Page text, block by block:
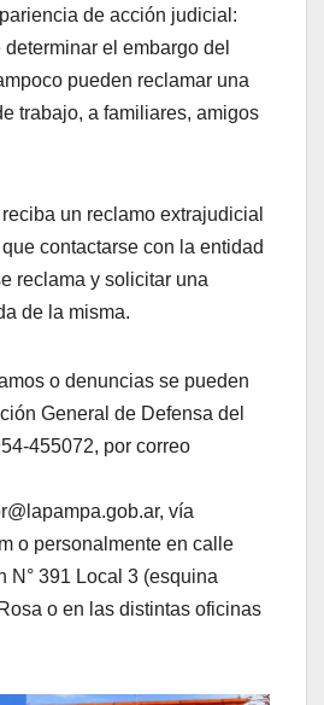
de acción judicial:
el embargo del
pueden reclamar una
trabajo, a familiares, amigos
un reclamo extrajudicial
contactarse con la entidad
reclama y solicitar una
de la misma.
o denuncias se pueden
General de Defensa del
455072, por correo
vía
o personalmente en calle
N° 391 Local 3 (esquina
o en las distintas oficinas